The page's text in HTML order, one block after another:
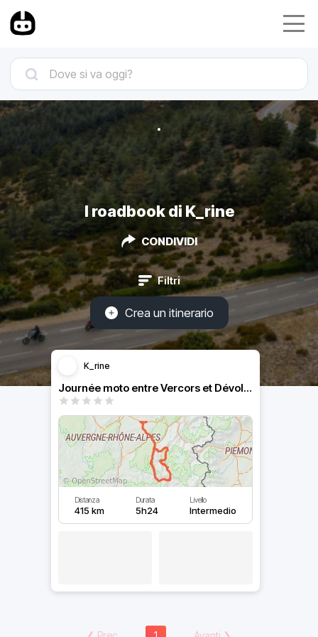
I roadbook di K_rine
CONDIVIDI
Filtri
Crea un itinerario
K_rine
Journée moto entre Vercors et Dévoluy
Distanza
415 km
Durata
5h24
Livello
Intermedio